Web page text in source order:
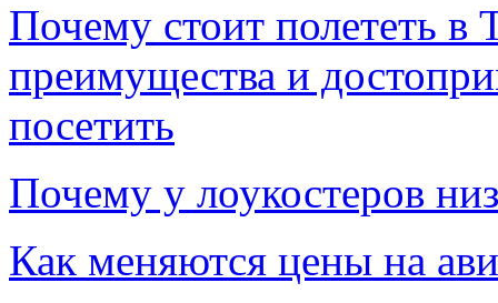
Почему стоит полететь в
преимущества и
посетить
Почему у лоукостеров
Как меняются цены на